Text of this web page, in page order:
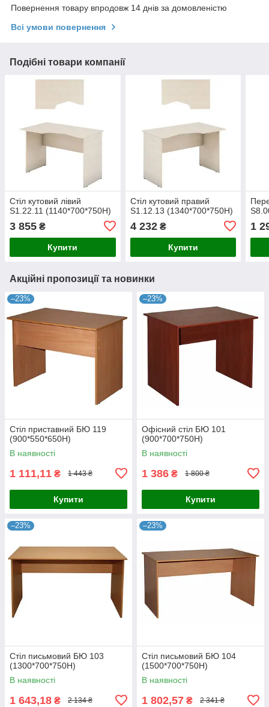
Повернення товару впродовж 14 днів за домовленістю
Всі умови повернення
Подібні товари компанії
Стіл кутовий лівий
S1.22.11 (1140*700*750H)
3 855 ₴
Купити
Стіл кутовий правий
S1.12.13 (1340*700*750H)
4 232₴
Купити
1
Акційні пропозиції та новинки
–23%
Стіл приставний БЮ 119
(900*550*650Н)
В наявності
1 111,11 ₴ 1 443 ₴
Купити
–23%
Офісний стіл БЮ 101
(900*700*750Н)
В наявності
1 386 ₴ 1 800 ₴
Купити
–23%
Стіл письмовий БЮ 103
(1300*700*750Н)
В наявності
1 643,18 ₴ 2 134 ₴
–23%
Стіл письмовий БЮ 104
(1500*700*750Н)
В наявності
1 802,57 ₴ 2 341 ₴